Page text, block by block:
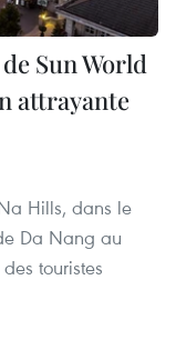
Sun World
attrayante
Hills, dans le
Da Nang au
touristes